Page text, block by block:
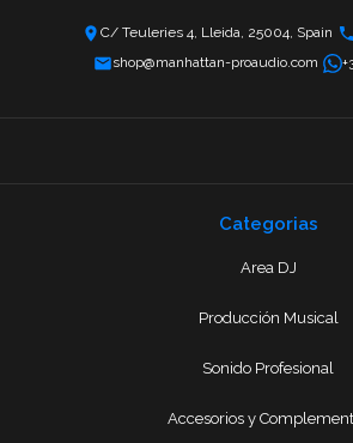
C/ Teuleries 4, Lleida, 25004, Spain
shop@manhattan-proaudio.com
Categorias
Area DJ
Producción Musical
Sonido Profesional
Accesorios y